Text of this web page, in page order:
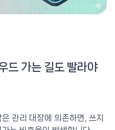
드 가는 길도 빨라야
관리 대장에 의존하면, 쓰지